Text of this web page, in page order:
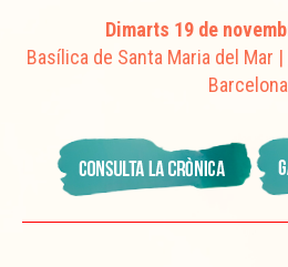
Dimarts 19 de
Basílica de Santa Maria del Mar |
Barcelona